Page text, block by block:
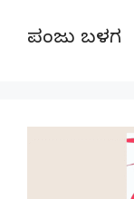
ಪಂಜು ಬಳಗ